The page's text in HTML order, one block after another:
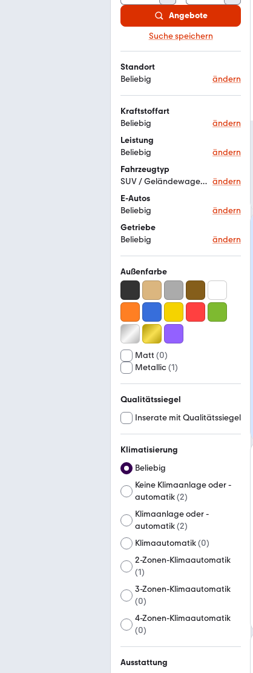
Angebote
Suche speichern
Standort
Beliebig
ändern
Kraftstoffart
Beliebig
ändern
Leistung
Beliebig
ändern
Fahrzeugtyp
SUV / Geländewagen / Pickup ändern
E-Autos
Beliebig
ändern
Getriebe
Beliebig
ändern
Außenfarbe
Matt (0)
Metallic(1)
Qualitätssiegel
Inserate mit Qualitätssiegel
Klimatisierung
Beliebig
Keine Klimaanlage oder -
automatik(2)
Klimaanlage oder -
automatik(2)
Klimaautomatik(0)
2-Zonen-Klimaautomatik
(1)
3-Zonen-Klimaautomatik
(0)
4-Zonen-Klimaautomatik
(0)
Ausstattung